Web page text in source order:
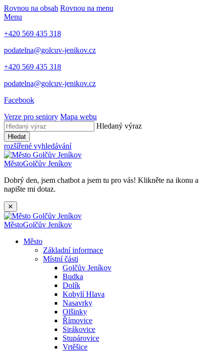
Rovnou na obsah Rovnou na menu
Menu
+420 569 435 318
podatelna@golcuv-jenikov.cz
+420 569 435 318
podatelna@golcuv-jenikov.cz
Facebook
Verze pro seniory Mapa webu
Hledaný výraz
Hledat
rozšířené vyhledávání
MěstoGolčův Jeníkov
Dobrý den, jsem chatbot a jsem tu pro vás! Klikněte na ikonu a
napište mi dotaz.
✕
MěstoGolčův Jeníkov
Město
Základní informace
Místní části
Golčův Jeníkov
Budka
Dolík
Kobylí Hlava
Nasavrky
Olšinky
Římovice
Sirákovice
Stupárovice
Vrtěšice